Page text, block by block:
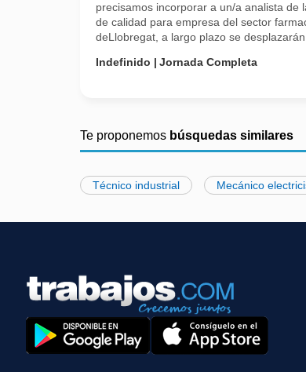
precisamos incorporar a un/a analista
de calidad para empresa del sector
deLlobregat, a largo plazo se desplazarán
Indefinido
Jornada Completa
Te proponemos búsquedas similares
Técnico industrial Mecánico